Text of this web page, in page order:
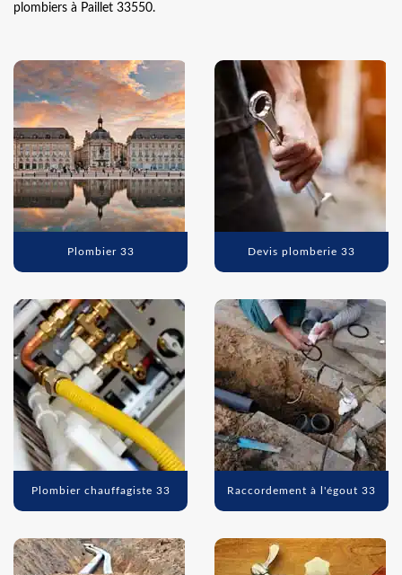
plombiers à Paillet 33550.
Plombier 33 Devis plomberie 33
Plombier chauffagiste 33 Raccordement à l'égout 33